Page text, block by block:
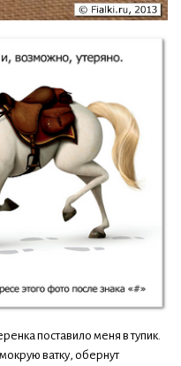
поставило меня в тупик.
ватку, обернут